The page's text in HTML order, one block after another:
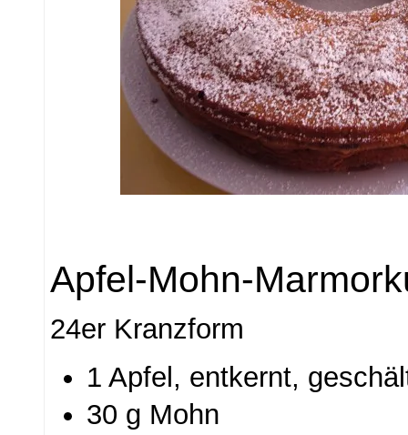
Apfel-Mohn-
24er Kranzform
1 Apfel, entkernt,
30 g Mohn